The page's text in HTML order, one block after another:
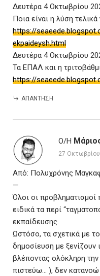
Δευτέρα 4 Οκτωβρίου
Ποια είναι η λύση
https://
ekpaideysh.html
Δευτέρα 4 Οκτωβρίου
Τα ΕΠΑΛ και η
https://
ΑΠΆΝΤΗΣΗ
Ο/Η
27
Από: Πολυχρόνης
—
Όλοι οι προβληματισμοί
ειδικά τα περί
εκπαίδευσης.
Ωστόσο, τα σχετικά με
δημοσίευση με ξενίζουν
βλέποντας ολόκληρη
πιστεύω… ), δεν κατανοώ